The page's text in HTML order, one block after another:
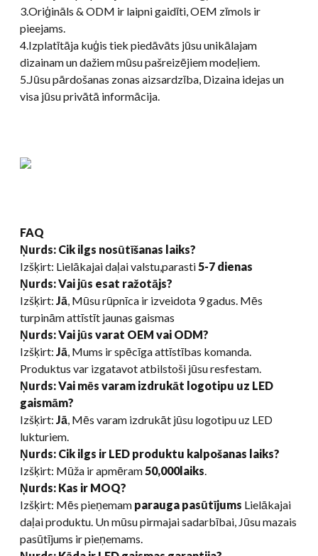
3.Oriģināls & ODM ir laipni gaidīti, OEM zīmols ir
pieejams.
4.Izplatītāja kuģis tiek piedāvāts jūsu unikālajam
dizainam un dažiem mūsu pašreizējiem modeļiem.
5.Jūsu pārdošanas zonas aizsardzība, Dizaina idejas un
visa jūsu privātā informācija.
FAQ
Ņurds: Cik ilgs nosūtīšanas laiks?
Izšķirt: Lielākajai daļai valstu,parasti 5-7 dienas
Ņurds: Vai jūs esat ražotājs?
Izšķirt: Jā , Mūsu rūpnīca ir izveidota 9 gadus. Mēs
turpinām attīstīt jaunas gaismas
Ņurds: Vai jūs varat OEM vai ODM?
Izšķirt: Jā , Mums ir spēcīga attīstības komanda.
Produktus var izgatavot atbilstoši jūsu resfestam.
Ņurds: Vai mēs varam izdrukāt logotipu uz LED
gaismām?
Izšķirt: Jā , Mēs varam izdrukāt jūsu logotipu uz LED
lukturiem.
Ņurds: Cik ilgs ir LED produktu kalpošanas laiks?
Izšķirt: Mūža ir apmēram 50,000laiks
Ņurds: Kas ir MOQ?
Izšķirt: Mēs pieņemam parauga pasūtījums Lielākajai
daļai produktu. Un mūsu pirmajai sadarbībai, Jūsu mazais
pasūtījums ir pieņemams.